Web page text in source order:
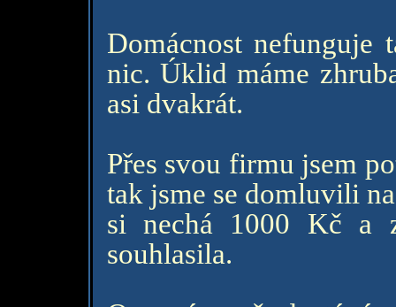
Domácnost
nic. Úklid máme
asi dvakrát.
Přes svou firmu jsem
tak jsme se domluvili
si nechá 1000 Kč a
souhlasila.